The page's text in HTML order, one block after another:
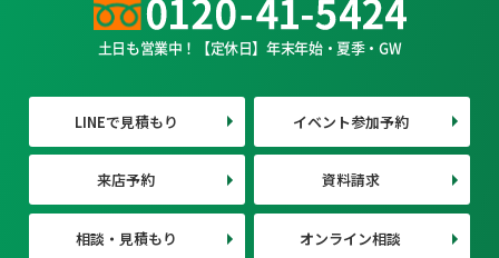
土日も営業中！【定休日】年末年始・夏季・GW
LINEで見積もり イベント参加予約
来店予約 資料請求
相談・見積もり オンライン相談